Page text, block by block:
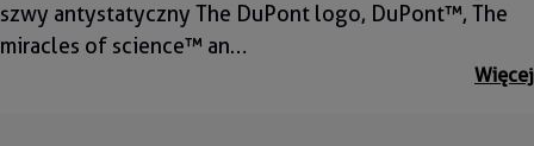
szwy antystatyczny The DuPont logo, DuPont™, The
miracles of science™ an…
Więcej